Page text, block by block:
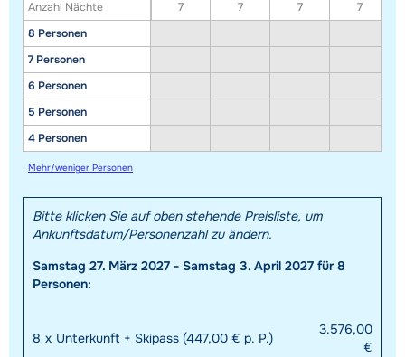
Anzahl Nächte
8 Personen
7 Personen
6 Personen
5 Personen
4 Personen
7 7 7 7
Mehr/weniger Personen
Bitte klicken Sie auf oben stehende Preisliste, um
Ankunftsdatum/Personenzahl zu ändern.
Samstag 27. März 2027 - Samstag 3. April 2027 für 8
Personen:
8 x Unterkunft + Skipass (447,00 € p. P.)
3.576,00
€